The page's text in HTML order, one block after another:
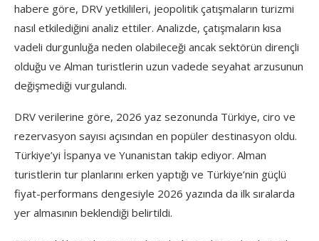
habere göre, DRV yetkilileri, jeopolitik çatışmaların turizmi
nasıl etkilediğini analiz ettiler. Analizde, çatışmaların kısa
vadeli durgunluğa neden olabileceği ancak sektörün dirençli
olduğu ve Alman turistlerin uzun vadede seyahat arzusunun
değişmediği vurgulandı.
DRV verilerine göre, 2026 yaz sezonunda Türkiye, ciro ve
rezervasyon sayısı açısından en popüler destinasyon oldu.
Türkiye’yi İspanya ve Yunanistan takip ediyor. Alman
turistlerin tur planlarını erken yaptığı ve Türkiye’nin güçlü
fiyat-performans dengesiyle 2026 yazında da ilk sıralarda
yer almasının beklendiği belirtildi.